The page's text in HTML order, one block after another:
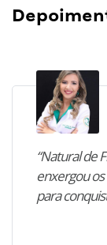
“Natural de
enxergou
para